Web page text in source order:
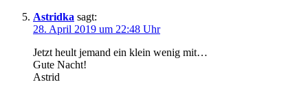
Astridka sagt:
28. April 2019 um 22:48 Uhr
Jetzt heult jemand ein klein wenig mit…
Gute Nacht!
Astrid